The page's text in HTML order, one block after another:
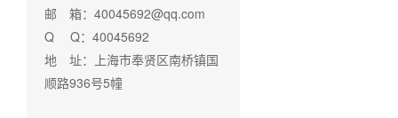
邮 箱：40045692@qq.com
Q Q：40045692
地 址：上海市奉贤区南桥镇国
顺路936号5幢